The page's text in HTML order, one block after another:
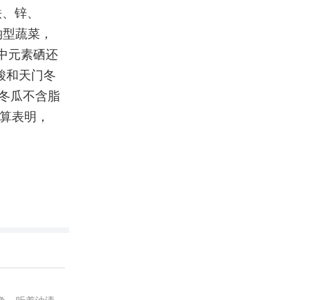
锌、
蔬菜，
元素硒还
和天门冬
瓜不含脂
表明，